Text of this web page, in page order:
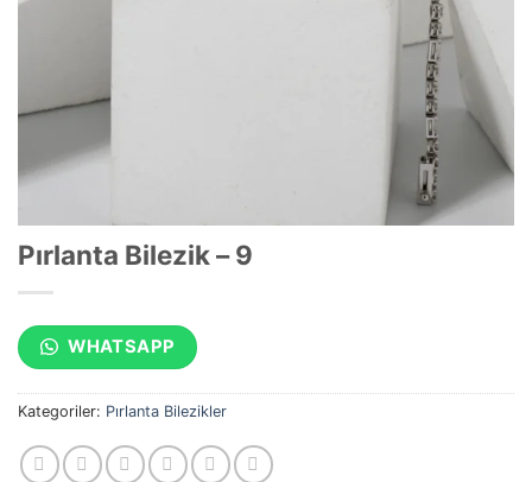
Pırlanta Bilezik – 9
WHATSAPP
Kategoriler: Pırlanta Bilezikler